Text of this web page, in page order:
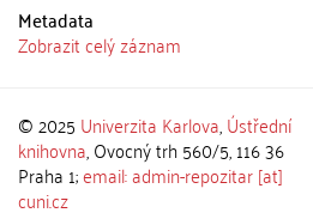
Metadata
Zobrazit celý záznam
© 2025 Univerzita Karlova,Ústřední
knihovna, Ovocný trh 560/5, 116 36
Praha 1;email: admin-repozitar [at]
cuni.cz